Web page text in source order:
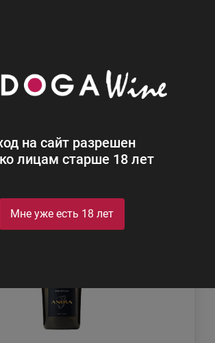
на сайт разрешен
лицам старше 18 лет
Мне уже есть 18 лет